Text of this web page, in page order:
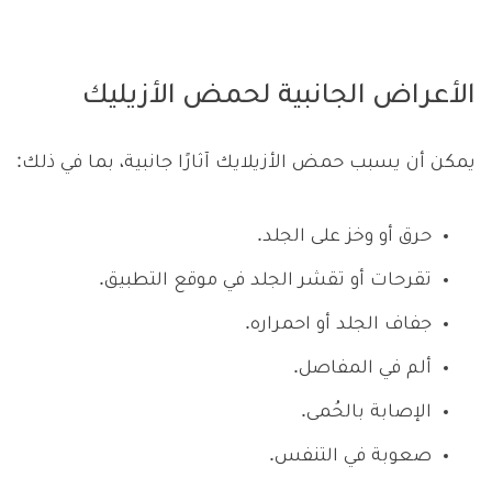
الأعراض الجانبية لحمض الأزيليك
يمكن أن يسبب حمض الأزيلايك آثارًا جانبية، بما في ذلك:
حرق أو وخز على الجلد.
تقرحات أو تقشر الجلد في موقع التطبيق.
جفاف الجلد أو احمراره.
ألم في المفاصل.
الإصابة بالحُمى.
صعوبة في التنفس.